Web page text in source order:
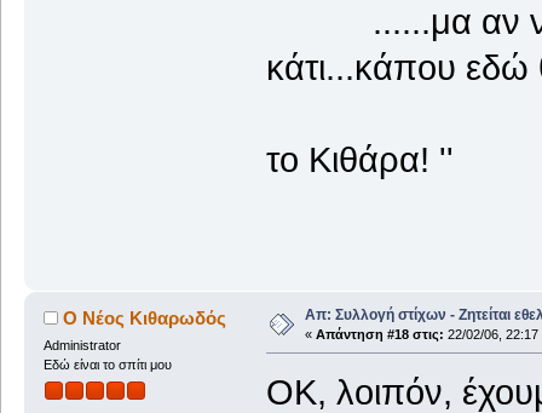
......μα αν
κάτι...κάπου εδώ
το Κιθάρα! ''
Ο Νέος Κιθαρωδός
Administrator
Εδώ είναι το σπίτι μου
Απ: Συλλογή στίχων - Ζητείται
« Απάντηση #18 στις: 22/02/06, 22:17
ΟΚ, λοιπόν,